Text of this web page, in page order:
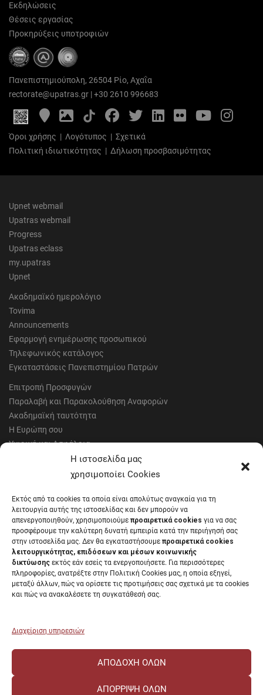
Η ιστοσελίδα μας
χρησιμοποίει Cookies
Εκτός από τα cookies τα οποία είναι απολύτως αναγκαία για τη
λειτουργία αυτής της ιστοσελίδας και δεν μπορούν να
απενεργοποιηθούν, χρησιμοποιούμε προαιρετικά cookies για να σας
προσφέρουμε την καλύτερη δυνατή εμπειρία κατά την περιήγησή σας
στην ιστοσελίδα μας. Δεν θα εγκαταστήσουμε προαιρετικά cookies
λειτουργικότητας, επιδόσεων και μέσων κοινωνικής
δικτύωσης εκτός εάν εσείς τα ενεργοποιήσετε. Για περισσότερες
πληροφορίες, ανατρέξτε στην Πολιτική Cookies μας, η οποία εξηγεί,
μεταξύ άλλων, πώς να ορίσετε τις προτιμήσεις σας σχετικά με τα cookies
και πώς να ανακαλέσετε τη συγκατάθεσή σας.
Διαχείριση υπηρεσιών
ΑΠΟΔΟΧΉ ΌΛΩΝ
ΑΠΌΡΡΙΨΗ ΌΛΩΝ
Εκδηλώσεις
Θέσεις εργασίας
Προκηρύξεις υποτροφιών
Πανεπιστημιούπολη, 26504 Ρίο, Αχαΐα
rectorate@upatras.gr |+30 2610 996683
Google
Maps
Photo
Gallery
FacebookTwitterLinkedIn
FlickrYouTube
Όροι χρήσης | Λογότυπος | Σχετικά
Πολιτική ιδιωτικότητας | Δήλωση προσβασιμότητας
Upnet webmail
Upatras webmail
Progress
Upatras eclass
my.upatras
Upnet
Ακαδημαϊκό ημερολόγιο
Tovima
Announcements
Εφαρμογή ενημέρωσης προσωπικού
Τηλεφωνικός κατάλογος
Εγκαταστάσεις Πανεπιστημίου Πατρών
Επιτροπή Προσφυγών
Παραλαβή και Παρακολούθηση Αναφορών
Ακαδημαϊκή ταυτότητα
Η Ευρώπη σου
Υγιεινή και Ασφάλεια
Έντυπα Οικονομικής Υπηρεσίας
Έντυπα Διοικητικών Υπηρεσιών
Μητρώα αξιολογητών
Δημόσια Διαβούλευση
Συνεδριάσεις Συγκλήτου
Συνεδριάσεις Συμβουλίου Διοίκησης
EUNICoast European University